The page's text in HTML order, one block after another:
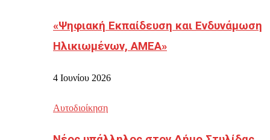
«Ψηφιακή Εκπαίδευση και Ενδυνάμωση
Ηλικιωμένων, ΑΜΕΑ»
4 Ιουνίου 2026
Αυτοδιοίκηση